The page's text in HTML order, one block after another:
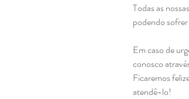
Todas as
podendo
Em caso de
conosco
Ficaremos
atendê-lo!